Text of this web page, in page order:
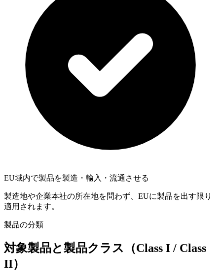
EU域内で製品を製造・輸入・流通させる
製造地や企業本社の所在地を問わず、EUに製品を出す限り
適用されます。
製品の分類
対象製品と製品クラス（Class I / Class
II）